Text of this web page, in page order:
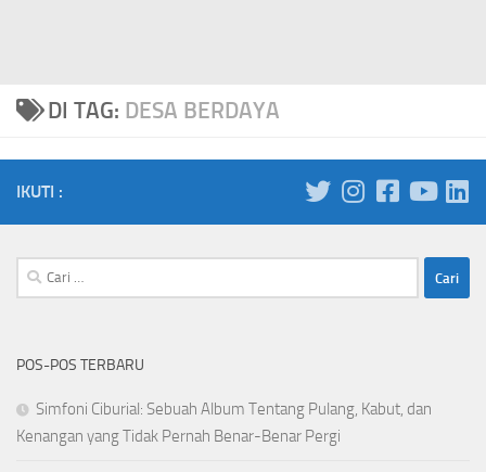
DI TAG: DESA BERDAYA
IKUTI :
Cari
untuk:
POS-POS TERBARU
Simfoni Ciburial: Sebuah Album Tentang Pulang, Kabut, dan
Kenangan yang Tidak Pernah Benar-Benar Pergi